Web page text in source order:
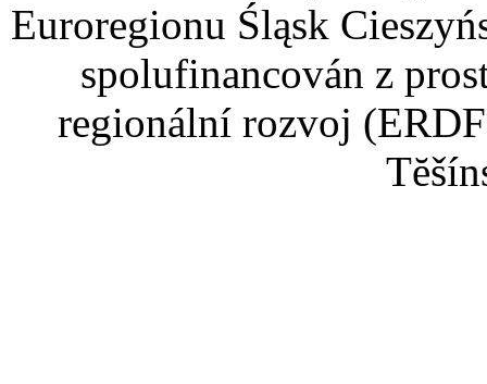
Euroregionu Śląsk
spolufinancován z
regionální rozvoj